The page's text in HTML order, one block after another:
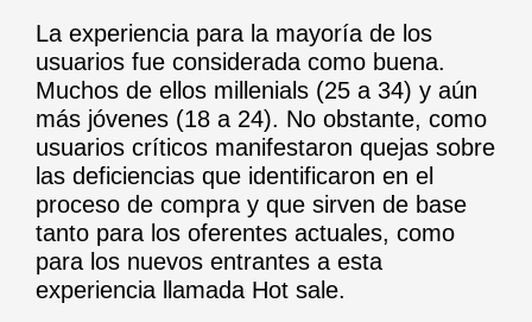
La experiencia para la mayoría de los
usuarios fue considerada como buena.
Muchos de ellos millenials (25 a 34) y aún
más jóvenes (18 a 24). No obstante, como
usuarios críticos manifestaron quejas sobre
las deficiencias que identificaron en el
proceso de compra y que sirven de base
tanto para los oferentes actuales, como
para los nuevos entrantes a esta
experiencia llamada Hot sale.